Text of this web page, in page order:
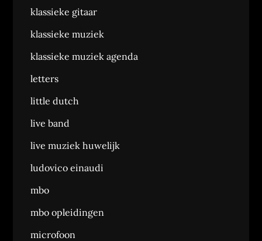
klassieke gitaar
klassieke muziek
klassieke muziek agenda
letters
little dutch
live band
live muziek huwelijk
ludovico einaudi
mbo
mbo opleidingen
microfoon